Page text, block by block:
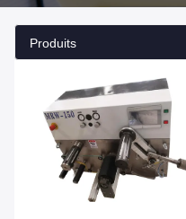
Produits